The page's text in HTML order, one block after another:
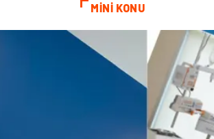
MİNİ KONU